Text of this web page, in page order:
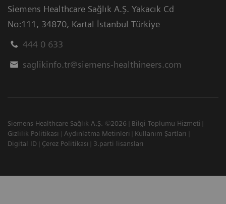
Siemens Healthcare Sağlık A.Ş. Yakacık Cd
No:111, 34870, Kartal İstanbul Türkiye
444 0 633
saglikinfo.tr@siemens-healthineers.com
Siemens Healthcare Sağlık A.Ş. ©2026
Bilgi Toplumu Hizmeti
Gizlilik Politikası
Aydınlatma Metinleri
Kullanım Şartları
Digital ID
Çerez Politikası 3.parti lisansları